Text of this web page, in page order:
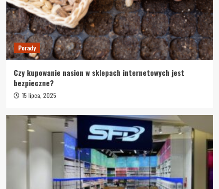
3
Dieta Porady
Odchudzanie 360° – jak łączyć dietę, trening i
suplementy, by spalać tłuszcz bez utraty
mięśni
Sit & Shower: więcej niż prysznic – rozwiązanie,
Porady
CBD – naturalne wsparcie organizmu. Czym są
olejki konopne i jak działają?
Porady
Czy kupowanie nasion w sklepach internetowych jest
bezpieczne?
15 lipca, 2025